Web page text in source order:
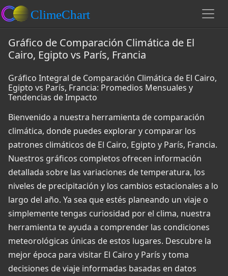
Gráfico de Comparación Climática de El
Cairo, Egipto vs París, Francia
Gráfico Integral de Comparación Climática de El Cairo,
Egipto vs París, Francia: Promedios Mensuales y
Tendencias de Impacto
Bienvenido a nuestra herramienta de comparación
climática, donde puedes explorar y comparar los
patrones climáticos de El Cairo, Egipto y París, Francia.
Nuestros gráficos completos ofrecen información
detallada sobre las variaciones de temperatura, los
niveles de precipitación y los cambios estacionales a lo
largo del año. Ya sea que estés planeando un viaje o
simplemente tengas curiosidad por el clima, nuestra
herramienta te ayuda a comprender las condiciones
meteorológicas únicas de estos lugares. Descubre la
mejor época para visitar El Cairo y París y toma
decisiones de viaje informadas basadas en datos